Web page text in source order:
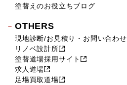
塗替えのお役立ちブログ
OTHERS
現地診断/お見積り・お問い合わせ
リノベ設計所
塗替道場採用サイト
求人道場
足場買取道場